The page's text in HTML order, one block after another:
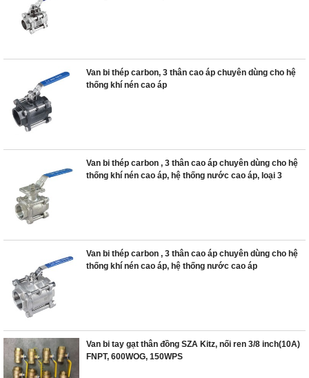
Van bi thép carbon, 3 thân cao áp chuyên dùng cho hệ
thống khí nén cao áp
Van bi thép carbon , 3 thân cao áp chuyên dùng cho hệ
thống khí nén cao áp, hệ thống nước cao áp, loại 3
Van bi thép carbon , 3 thân cao áp chuyên dùng cho hệ
thống khí nén cao áp, hệ thống nước cao áp
Van bi tay gạt thân đồng SZA Kitz, nối ren 3/8 inch(10A)
FNPT, 600WOG, 150WPS